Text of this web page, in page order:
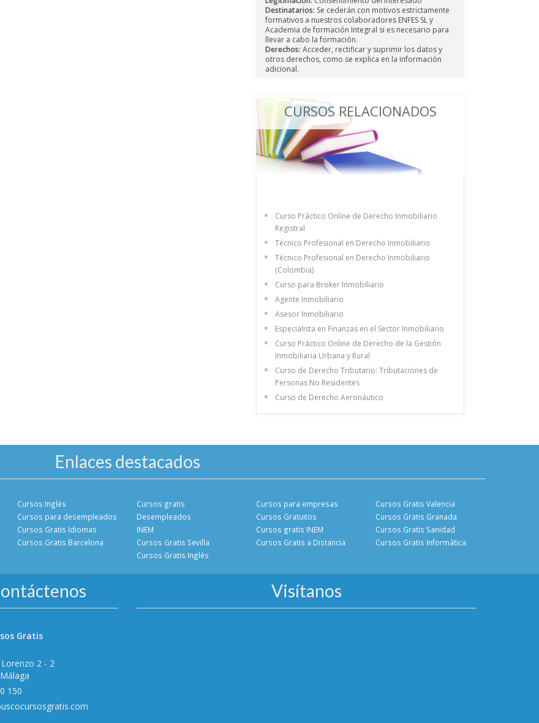
Destinatarios: Se cederán con motivos estrictamente
formativos a nuestros colaboradores ENFES SL y
Academia de formación Integral si es necesario para
llevar a cabo la formación.
Derechos: Acceder, rectificar y suprimir los datos y
otros derechos, como se explica en la información
adicional.
CURSOS RELACIONADOS
Curso Práctico Online de Derecho Inmobiliario
Registral
Técnico Profesional en Derecho Inmobiliario
Técnico Profesional en Derecho Inmobiliario
(Colombia)
Curso para Broker Inmobiliario
Agente Inmobiliario
Asesor Inmobiliario
Especialista en Finanzas en el Sector Inmobiliario
Curso Práctico Online de Derecho de la Gestión
Inmobiliaria Urbana y Rural
Curso de Derecho Tributario: Tributaciones de
Personas No Residentes
Curso de Derecho Aeronáutico
Enlaces destacados
Cursos Inglés
Cursos para desempleados
Cursos Gratis Idiomas
Cursos Gratis Barcelona
Cursos gratis
Desempleados
INEM
Cursos Gratis Sevilla
Cursos Gratis Inglés
Cursos para empresas
Cursos Gratuitos
Cursos gratis INEM
Cursos Gratis a Distancia
Cursos Gratis Valencia
Cursos Gratis Granada
Cursos Gratis Sanidad
Cursos Gratis Informática
Gratis
2 - 2
150
Visítanos